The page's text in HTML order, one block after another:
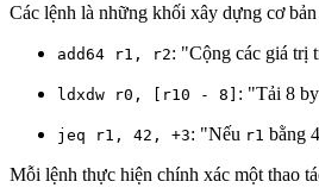
Các lệnh là những khối xây dựng cơ
add64 r1, r2: "Cộng các giá trị
ldxdw r0, [r10 - 8] : "Tải 8
jeq r1, 42, +3: "Nếu r1 bằng
Mỗi lệnh thực hiện chính xác một thao